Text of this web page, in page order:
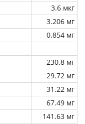
3.6 мкг
3.206 мг
0.854 мг
230.8 мг
29.72 мг
31.22 мг
67.49 мг
141.63 мг